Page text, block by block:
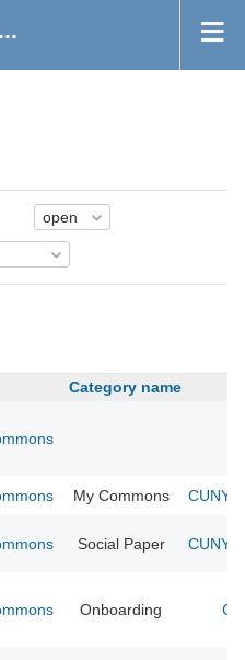
Category name
My Commons CUNY
Social Paper CUNY
Onboarding